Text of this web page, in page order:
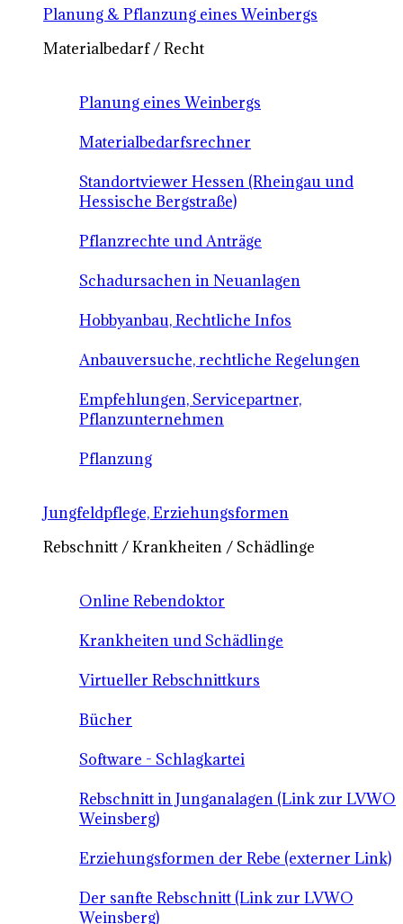
Planung & Pflanzung eines Weinbergs
Materialbedarf / Recht
Planung eines Weinbergs
Materialbedarfsrechner
Standortviewer Hessen (Rheingau und
Hessische Bergstraße)
Pflanzrechte und Anträge
Schadursachen in Neuanlagen
Hobbyanbau, Rechtliche Infos
Anbauversuche, rechtliche Regelungen
Empfehlungen, Servicepartner,
Pflanzunternehmen
Pflanzung
Jungfeldpflege, Erziehungsformen
Rebschnitt / Krankheiten / Schädlinge
Online Rebendoktor
Krankheiten und Schädlinge
Virtueller Rebschnittkurs
Bücher
Software - Schlagkartei
Rebschnitt in Junganalagen (Link zur LVWO
Weinsberg)
Erziehungsformen der Rebe (externer Link)
Der sanfte Rebschnitt (Link zur LVWO
Weinsberg)